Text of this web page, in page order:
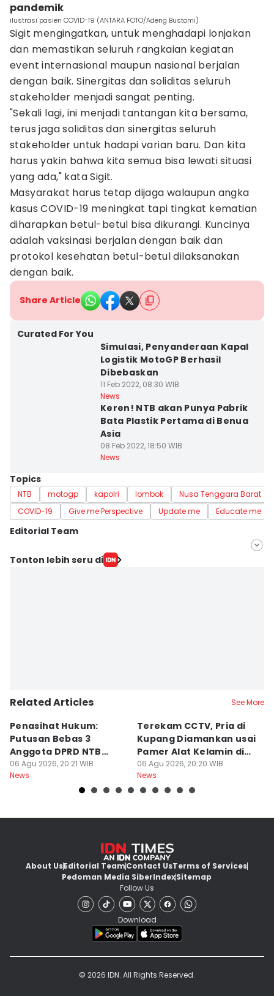
pandemik
ilustrasi pasien COVID-19 (ANTARA FOTO/Adeng Bustomi)
Sigit mengingatkan, untuk menghadapi lonjakan
dan memastikan seluruh rangkaian kegiatan
event internasional maupun nasional berjalan
dengan baik. Sinergitas dan soliditas seluruh
stakeholder menjadi sangat penting.
"Sekali lagi, ini menjadi tantangan kita bersama,
terus jaga soliditas dan sinergitas seluruh
stakeholder untuk hadapi varian baru. Dan kita
harus yakin bahwa kita semua bisa lewati situasi
yang ada," kata Sigit.
Masyarakat harus tetap dijaga walaupun angka
kasus COVID-19 meningkat tapi tingkat kematian
diharapkan betul-betul bisa dikurangi. Kuncinya
adalah vaksinasi berjalan dengan baik dan
protokol kesehatan betul-betul dilaksanakan
dengan baik.
Share Article
Curated For You
Simulasi, Penyanderaan Kapal
Logistik MotoGP Berhasil
Dibebaskan
11 Feb 2022, 08:30 WIB
News
Keren! NTB akan Punya Pabrik
Bata Plastik Pertama di Benua
Asia
08 Feb 2022, 18:50 WIB
News
Topics
NTB motogp kapolri lombok
Nusa Tenggara Barat
COVID-19
Give me Perspective Update me Educate me
Editorial Team
Editor
Tonton lebih seru di
Related Articles See More
Penasihat Hukum:
Putusan Bebas 3
Anggota DPRD NTB
Bersifat Final
06 Agu 2026, 20:21 WIB
News
Terekam CCTV, Pria di
Kupang Diamankan usai
Pamer Alat Kelamin di
Kios
06 Agu 2026, 20:20 WIB
News
About UsEditorial TeamContact UsTerms of Services
Pedoman Media SiberIndexSitemap
Follow Us
Download
© 2026 IDN. All Rights Reserved.